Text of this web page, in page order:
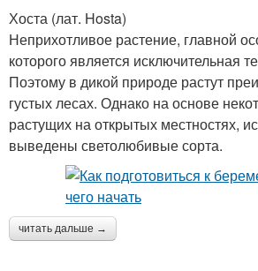
Хоста (лат. Hosta)
Неприхотливое растение, главной
которого является исключительная
Поэтому в дикой природе растут
густых лесах. Однако на основе
растущих на открытых местностях,
выведены светолюбивые сорта.
читать дальше →